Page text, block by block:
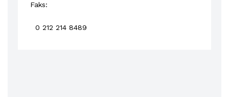
Faks:
0 212 214 8489